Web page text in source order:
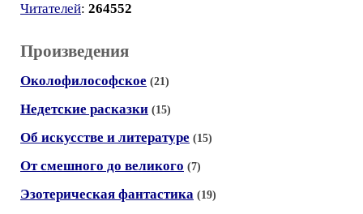
Читателей: 264552
Произведения
Околофилософское (21)
Недетские расказки (15)
Об искусстве и литературе (15)
От смешного до великого (7)
Эзотерическая фантастика (19)